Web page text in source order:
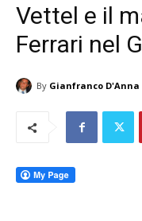
Vettel e il
Ferrari nel
By Gianfranco D'Anna